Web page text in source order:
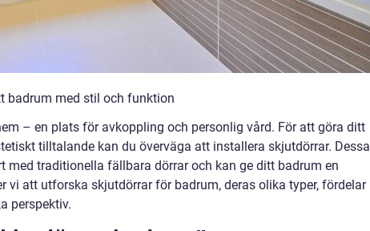
badrum med stil och funktion
– en plats för avkoppling och personlig vård. För att göra ditt
tilltalande kan du överväga att installera skjutdörrar. Dessa
med traditionella fällbara dörrar och kan ge ditt badrum en
vi att utforska skjutdörrar för badrum, deras olika typer, fördelar
perspektiv.